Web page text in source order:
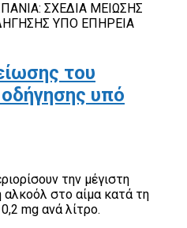
ΣΧΈΔΙΑ ΜΕΊΩΣΗΣ
ΥΠΌ ΕΠΉΡΕΙΑ
του
υπό
την μέγιστη
στο αίμα κατά τη
mg ανά λίτρο.